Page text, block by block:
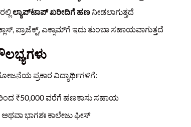
ಲ್ಯಾಪ್‌ಟಾಪ್ ಖರೀದಿಗೆ ಹಣನೀಡಲಾಗುತ್ತದೆ
ಪ್ರಾಜೆಕ್ಟ್, ಎಕ್ಸಾಮ್‌ಗೆ ಇದು ತುಂಬಾ ಸಹಾಯವಾಗುತ್ತದೆ
ಪ್ರಕಾರ ವಿದ್ಯಾರ್ಥಿಗಳಿಗೆ:
₹50,000 ವರೆಗೆ ಹಣಕಾಸು ಸಹಾಯ
ಭಾಗಶಃ ಕಾಲೇಜು ಫೀಸ್